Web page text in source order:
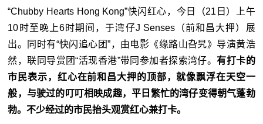
“Chubby Hearts Hong Kong”快闪红心，今日（21日）上午
10时至晚上6时期间，于湾仔J Senses（前和昌大押）展
出。同时有“快闪追心团”，由电影《缘路山旮旯》导演黄浩
然，联同导赏团“活现香港”带同参加者探索湾仔。有打卡的
市民表示，红心在前和昌大押的顶部，就像飘浮在天空一
般，与驶过的叮叮相映成趣，平日繁忙的湾仔变得朝气蓬勃
勃。不少经过的市民抬头观赏红心兼打卡。